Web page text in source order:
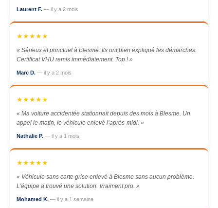
Laurent F. — il y a 2 mois
★★★★★
« Sérieux et ponctuel à Blesme. Ils ont bien expliqué les démarches.
Certificat VHU remis immédiatement. Top ! »
Marc D. — il y a 2 mois
★★★★★
« Ma voiture accidentée stationnait depuis des mois à Blesme. Un
appel le matin, le véhicule enlevé l’après-midi. »
Nathalie P. — il y a 1 mois
★★★★★
« Véhicule sans carte grise enlevé à Blesme sans aucun problème.
L’équipe a trouvé une solution. Vraiment pro. »
Mohamed K. — il y a 1 semaine